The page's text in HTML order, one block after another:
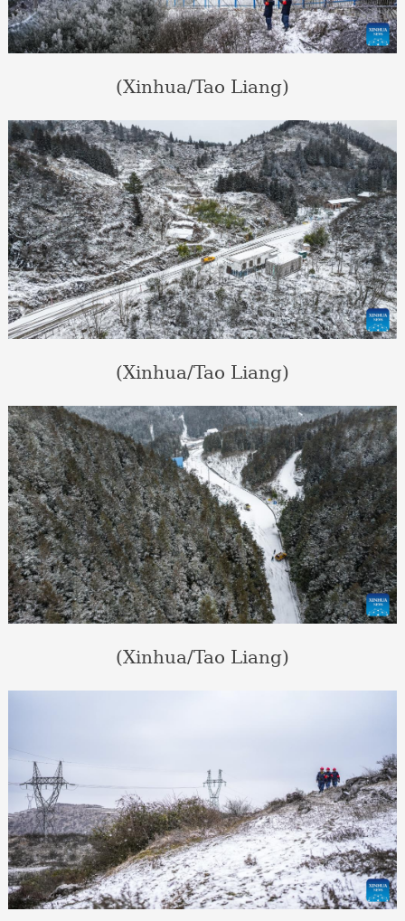
(Xinhua/Tao Liang)
(Xinhua/Tao Liang)
(Xinhua/Tao Liang)